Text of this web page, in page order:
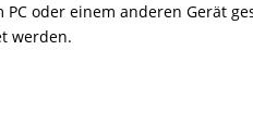
oder einem anderen Gerät
werden.